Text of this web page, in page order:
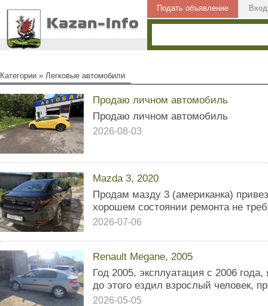
Подать объявление Вход
Категории » Легковые автомобили
Продаю личном автомобиль
Продаю личном автомобиль
2026-08-03
Mazda 3, 2020
Продам мазду 3 (американка)
хорошем состоянии ремонта не
2026-07-06
Renault Megane, 2005
Год 2005, эксплуатация с 2006
до этого ездил взрослый человек,
2026-05-05